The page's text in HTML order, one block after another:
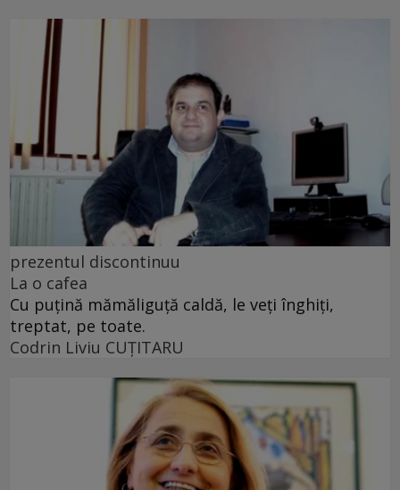
prezentul discontinuu
La o cafea
Cu puţină mămăliguţă caldă, le veţi înghiţi,
treptat, pe toate.
Codrin Liviu CUŢITARU